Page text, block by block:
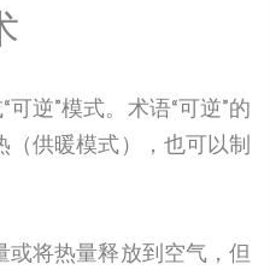
逆”模式。术语“可逆”的
供暖模式），也可以制
或将热量释放到空气，但